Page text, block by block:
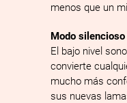
menos que un
Modo
El bajo nivel
convierte
mucho más
sus nuevas